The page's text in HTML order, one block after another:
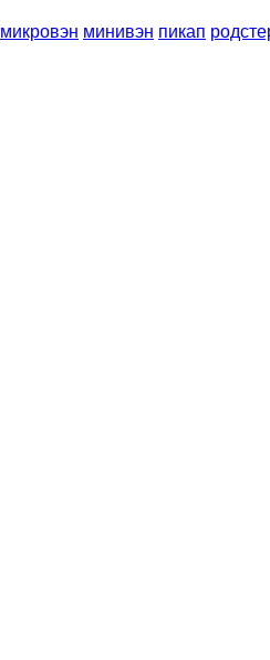
микровэн минивэн пикап